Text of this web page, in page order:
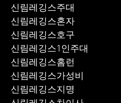
신림레깅스주대
신림레깅스혼자
신림레깅스호구
신림레깅스1인주대
신림레깅스홈런
신림레깅스가성비
신림레깅스지명